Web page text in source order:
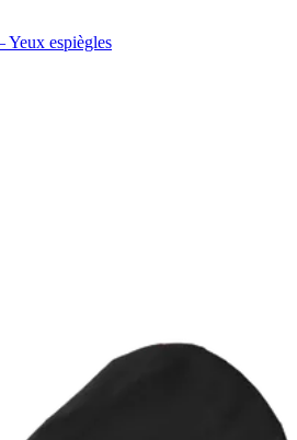
Yeux espiègles